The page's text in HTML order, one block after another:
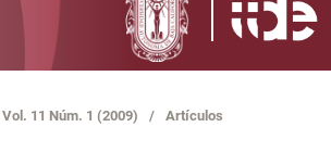
Vol. 11 Núm. 1 (2009) / Artículos